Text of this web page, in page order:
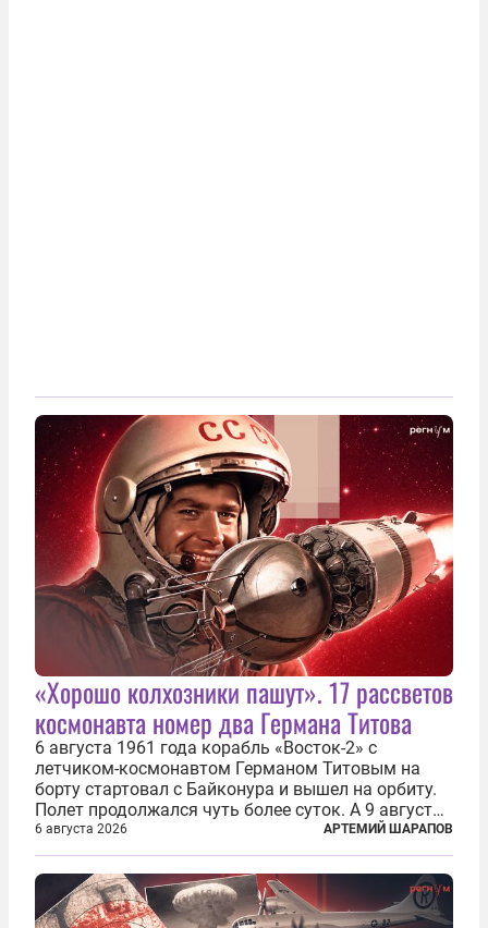
«Хорошо колхозники пашут». 17 рассветов
космонавта номер два Германа Титова
6 августа 1961 года корабль «Восток-2» с
летчиком-космонавтом Германом Титовым на
борту стартовал с Байконура и вышел на орбиту.
Полет продолжался чуть более суток. А 9 августа
второй человек в космосе получил звезду Героя
Советского Союза и орден Ленина. Миссия Титова
зачастую находится несколько...
6 августа 2026 АРТЕМИЙ ШАРАПОВ